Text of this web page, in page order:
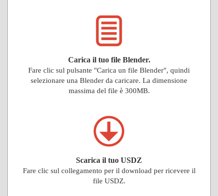
Carica il tuo file Blender.
Fare clic sul pulsante "Carica un file Blender", quindi
selezionare una Blender da caricare. La dimensione
massima del file è 300MB.
Scarica il tuo USDZ
Fare clic sul collegamento per il download per ricevere il
file USDZ.